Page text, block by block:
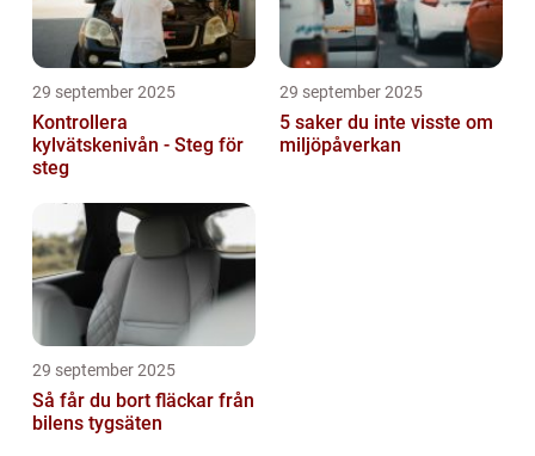
29 september 2025
Kontrollera
kylvätskenivån - Steg för
steg
29 september 2025
5 saker du inte visste om
miljöpåverkan
29 september 2025
Så får du bort fläckar från
bilens tygsäten